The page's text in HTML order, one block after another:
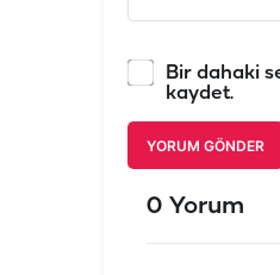
Bir dahaki
kaydet.
YORUM GÖNDER
0 Yorum